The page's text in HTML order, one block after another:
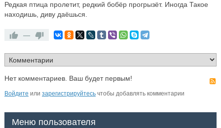
Редкая птица пролетит, редкий бобёр прогрызёт. Иногда Такое
находишь, диву даёшься.
—
Нет комментариев. Ваш будет первым!
Войдите или зарегистрируйтесьчтобы добавлять комментарии
Меню пользователя